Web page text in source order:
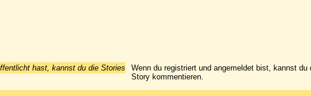
hast, kannst du die Stories
Wenn du registriert und angemeldet bist, kannst du
Story kommentieren.